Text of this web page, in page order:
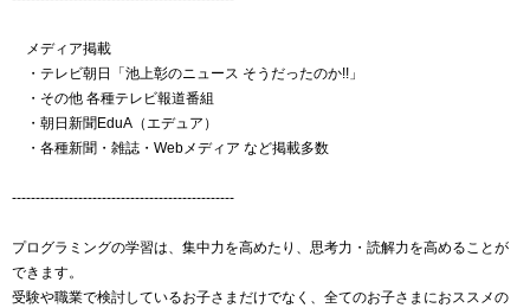
メディア掲載
・テレビ朝日「池上彰のニュース そうだったのか!!」
・その他 各種テレビ報道番組
・朝日新聞EduA（エデュア）
・各種新聞・雑誌・Webメディア など掲載多数
-----------------------------------------------
プログラミングの学習は、集中力を高めたり、思考力・読解力を高めることが
できます。
受験や職業で検討しているお子さまだけでなく、全てのお子さまにおススメの